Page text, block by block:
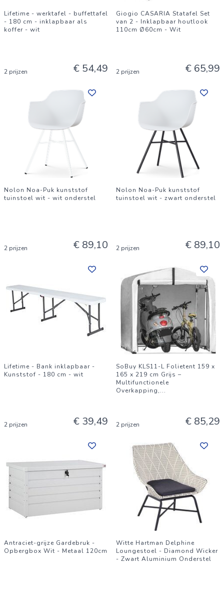
Lifetime - werktafel - buffettafel
- 180 cm - inklapbaar als
koffer - wit
2 prijzen € 54,49
Giogio CASARIA Statafel Set
van 2 - Inklapbaar houtlook
110cm Ø60cm - Wit
2 prijzen € 65,99
Nolon Noa-Puk kunststof
tuinstoel wit - wit onderstel
2 prijzen € 89,10
Nolon Noa-Puk kunststof
tuinstoel wit - zwart onderstel
2 prijzen € 89,10
Lifetime - Bank inklapbaar -
Kunststof - 180 cm - wit
2 prijzen € 39,49
SoBuy KLS11-L Folietent 159 x
165 x 219 cm Grijs –
Multifunctionele
Overkapping,...
2 prijzen € 85,29
Antraciet-grijze Gardebruk -
Opbergbox Wit - Metaal 120cm
Witte Hartman Delphine
Loungestoel - Diamond Wicker
- Zwart Aluminium Onderstel